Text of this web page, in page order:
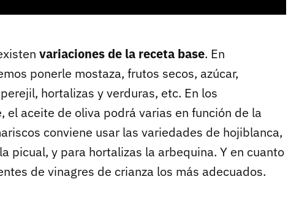
variaciones de la receta base. En
ponerle mostaza, frutos secos, azúcar,
hortalizas y verduras, etc. En los
el aceite de oliva podrá varias en función de la
conviene usar las variedades de hojiblanca,
picual, y para hortalizas la arbequina. Y en cuanto
de vinagres de crianza los más adecuados.